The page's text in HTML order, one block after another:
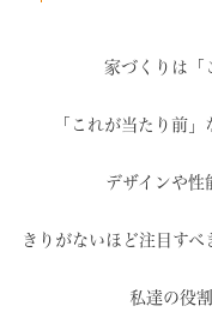
家づくりは「
「これが当たり前」
デザインや性
きりがないほど注目すべ
私達の役